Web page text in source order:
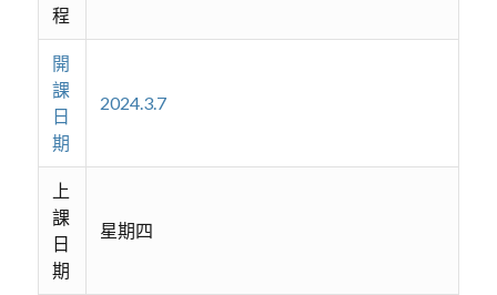
程
開
課
日
期
2024.3.7
上
課
日
期
星期四